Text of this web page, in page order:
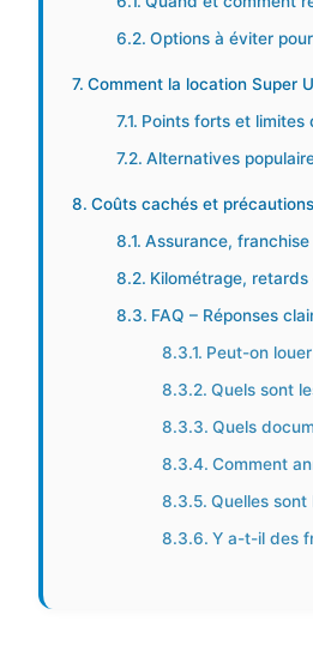
Options à éviter
Comment la location Super
Points forts et limites
Alternatives
Coûts cachés et
Assurance,
Kilométrage,
FAQ – Réponses
Peut-on
Quels sont
Quels
Comment
Quelles
Y a-t-il des